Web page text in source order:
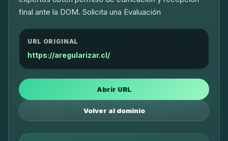
final ante la DOM. Solicita una Evaluación
URL ORIGINAL
https://aregularizar.cl/
Abrir URL
Volver al dominio